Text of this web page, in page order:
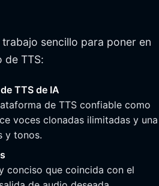
sencillo para poner en
de TTS:
TTS de IA
de TTS confiable como
voces clonadas ilimitadas y una
y tonos.
conciso que coincida con el